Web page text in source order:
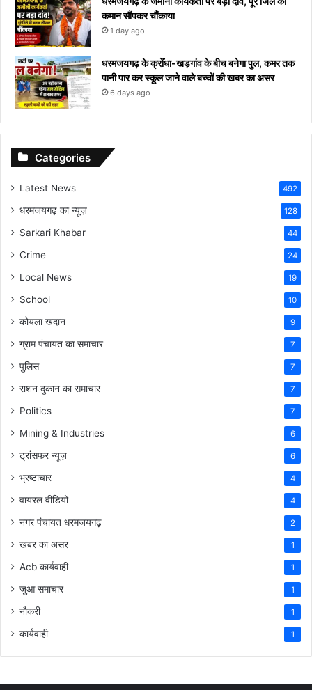
कमान सौंपकर चौंकाया
1 day ago
धरमजयगढ़ के क्रोँधा-खड़गांव ​के बीच बनेगा पुल, कमर तक
पानी पार कर स्कूल जाने वाले बच्चों की खबर का असर​
6 days ago
Categories
Latest News 492
धरमजयगढ़ का न्यूज़ 128
Sarkari Khabar 44
Crime 24
Local News 19
School 10
कोयला खदान 9
ग्राम पंचायत का समाचार 7
पुलिस 7
राशन दुकान का समाचार 7
Politics 7
Mining & Industries 6
ट्रांसफर न्यूज़ 6
भ्रष्टाचार 4
वायरल वीडियो 4
नगर पंचायत धरमजयगढ़ 2
खबर का असर 1
Acb कार्यवाही 1
जुआ समाचार 1
नौकरी 1
कार्यवाही 1